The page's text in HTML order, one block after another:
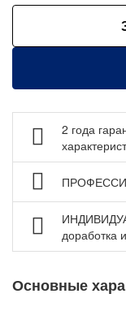
Светильники
Рабочие
Аксессуары для
Аксессуары
Оборудование
воздуха
Нестандартные
Шкафы
2 года
доработка
Основные